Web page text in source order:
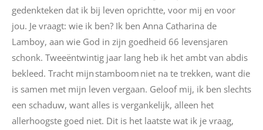
gedenkteken dat ik bij leven oprichtte, voor mij en voor
jou. Je vraagt: wie ik ben? Ik ben Anna Catharina de
Lamboy, aan wie God in zijn goedheid 66 levensjaren
schonk. Tweeëntwintig jaar lang heb ik het ambt van abdis
bekleed. Tracht mijn stamboom niet na te trekken, want die
is samen met mijn leven vergaan. Geloof mij, ik ben slechts
een schaduw, want alles is vergankelijk, alleen het
allerhoogste goed niet. Dit is het laatste wat ik je vraag,